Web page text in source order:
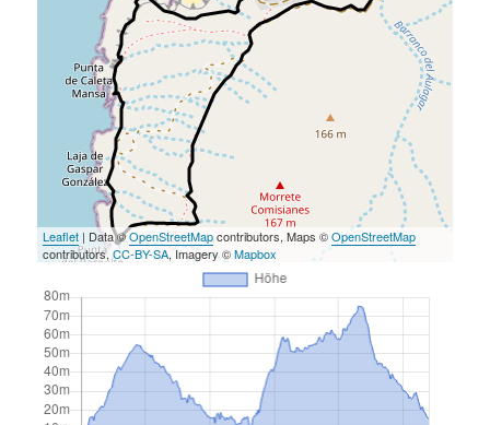
Leaflet | Data ©OpenStreetMapcontributors, Maps ©OpenStreetMap
contributors,CC-BY-SA, Imagery ©Mapbox